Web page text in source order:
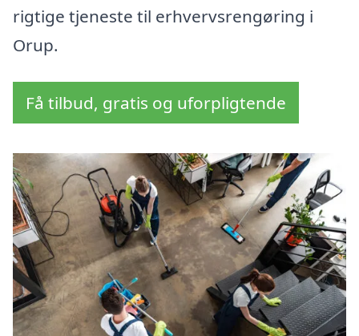
rigtige tjeneste til erhvervsrengøring i
Orup.
Få tilbud, gratis og uforpligtende